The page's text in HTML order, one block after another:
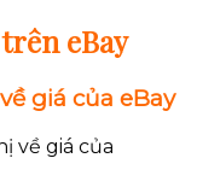
eBay
giá của eBay